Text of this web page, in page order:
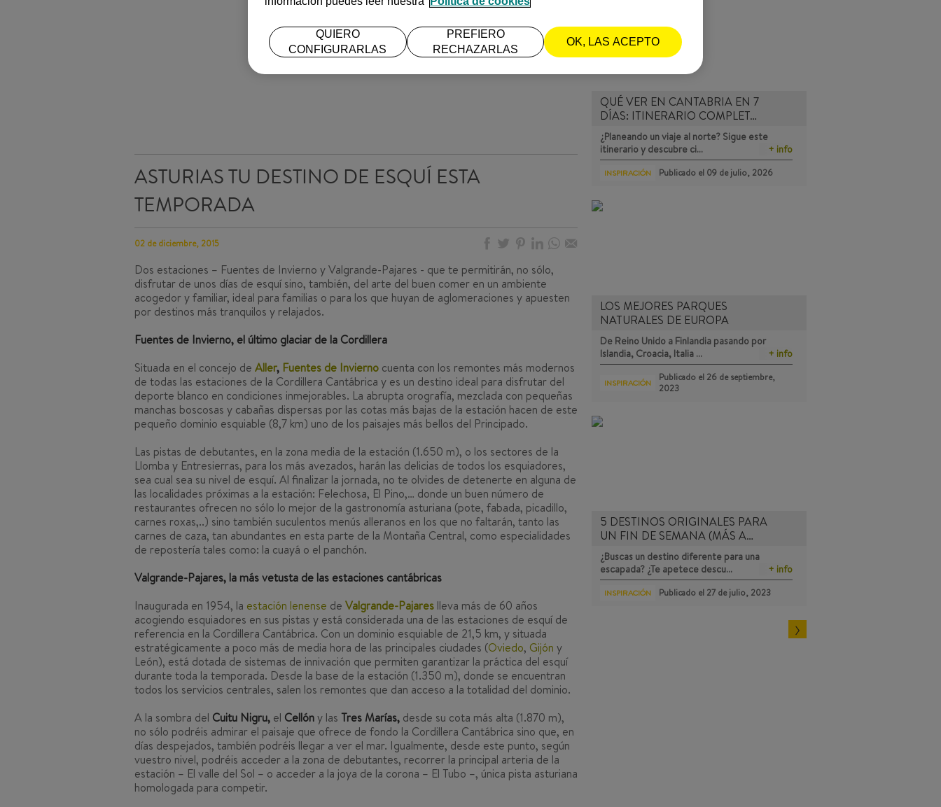
ASTURIAS TU DESTINO DE ESQUÍ ESTA
TEMPORADA
02 de diciembre, 2015
Dos estaciones – Fuentes de Invierno y Valgrande-Pajares - que te permitirán, no sólo,
disfrutar de unos días de esquí sino, también, del arte del buen comer en un ambiente
acogedor y familiar, ideal para familias o para los que huyan de aglomeraciones y apuesten
por destinos más tranquilos y relajados.
Fuentes de Invierno, el último glaciar de la Cordillera
Situada en el concejo de Aller, Fuentes de Invierno cuenta con los remontes más modernos
de todas las estaciones de la Cordillera Cantábrica y es un destino ideal para disfrutar del
deporte blanco en condiciones inmejorables. La abrupta orografía, mezclada con pequeñas
manchas boscosas y cabañas dispersas por las cotas más bajas de la estación hacen de este
pequeño dominio esquiable (8,7 km) uno de los paisajes más bellos del Principado.
Las pistas de debutantes, en la zona media de la estación (1.650 m), o los sectores de la
Llomba y Entresierras, para los más avezados, harán las delicias de todos los esquiadores,
sea cual sea su nivel de esquí. Al finalizar la jornada, no te olvides de detenerte en alguna de
las localidades próximas a la estación: Felechosa, El Pino,… donde un buen número de
restaurantes ofrecen no sólo lo mejor de la gastronomía asturiana (pote, fabada, picadillo,
carnes roxas,..) sino también suculentos menús alleranos en los que no faltarán, tanto las
carnes de caza, tan abundantes en esta parte de la Montaña Central, como especialidades
de repostería tales como: la cuayá o el panchón.
Valgrande-Pajares, la más vetusta de las estaciones cantábricas
Inaugurada en 1954, la estación lenense de Valgrande-Pajares lleva más de 60 años
acogiendo esquiadores en sus pistas y está considerada una de las estaciones de esquí de
referencia en la Cordillera Cantábrica. Con un dominio esquiable de 21,5 km, y situada
estratégicamente a poco más de media hora de las principales ciudades (Oviedo, Gijón y
León), está dotada de sistemas de innivación que permiten garantizar la práctica del esquí
durante toda la temporada. Desde la base de la estación (1.350 m), donde se encuentran
todos los servicios centrales, salen los remontes que dan acceso a la totalidad del dominio.
A la sombra del Cuitu Nigru, el Cellóny las Tres Marías, desde su cota más alta (1.870 m),
no sólo podréis admirar el paisaje que ofrece de fondo la Cordillera Cantábrica sino que, en
días despejados, también podréis llegar a ver el mar. Igualmente, desde este punto, según
vuestro nivel, podréis acceder a la zona de debutantes, recorrer la principal arteria de la
estación – El valle del Sol – o acceder a la joya de la corona – El Tubo –, única pista asturiana
homologada para competir.
QUÉ VER EN CANTABRIA EN 7
DÍAS: ITINERARIO COMPLET…
¿Planeando un viaje al norte? Sigue este
itinerario y descubre ci…
+ info
INSPIRACIÓN Publicado el 09 de julio, 2026
LOS MEJORES PARQUES
NATURALES DE EUROPA
De Reino Unido a Finlandia pasando por
Islandia, Croacia, Italia …
+ info
INSPIRACIÓN Publicado el 26 de septiembre,
2023
5 DESTINOS ORIGINALES PARA
UN FIN DE SEMANA (MÁS A…
¿Buscas un destino diferente para una
escapada? ¿Te apetece descu…
+ info
INSPIRACIÓN Publicado el 27 de julio, 2023
PREFIERO
RECHAZARLAS
OK, LAS ACEPTO
QUIERO
CONFIGURARLAS